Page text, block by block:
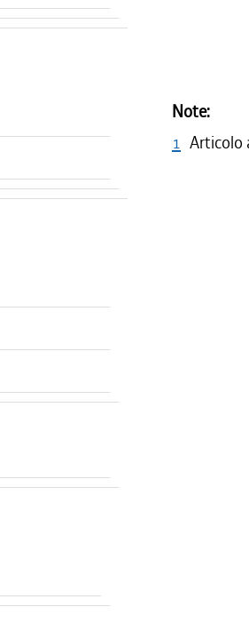
Note:
1 Articolo